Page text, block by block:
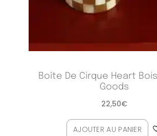
Boîte De Cirque Heart
Goods
22,50€
AJOUTER AU PANIER